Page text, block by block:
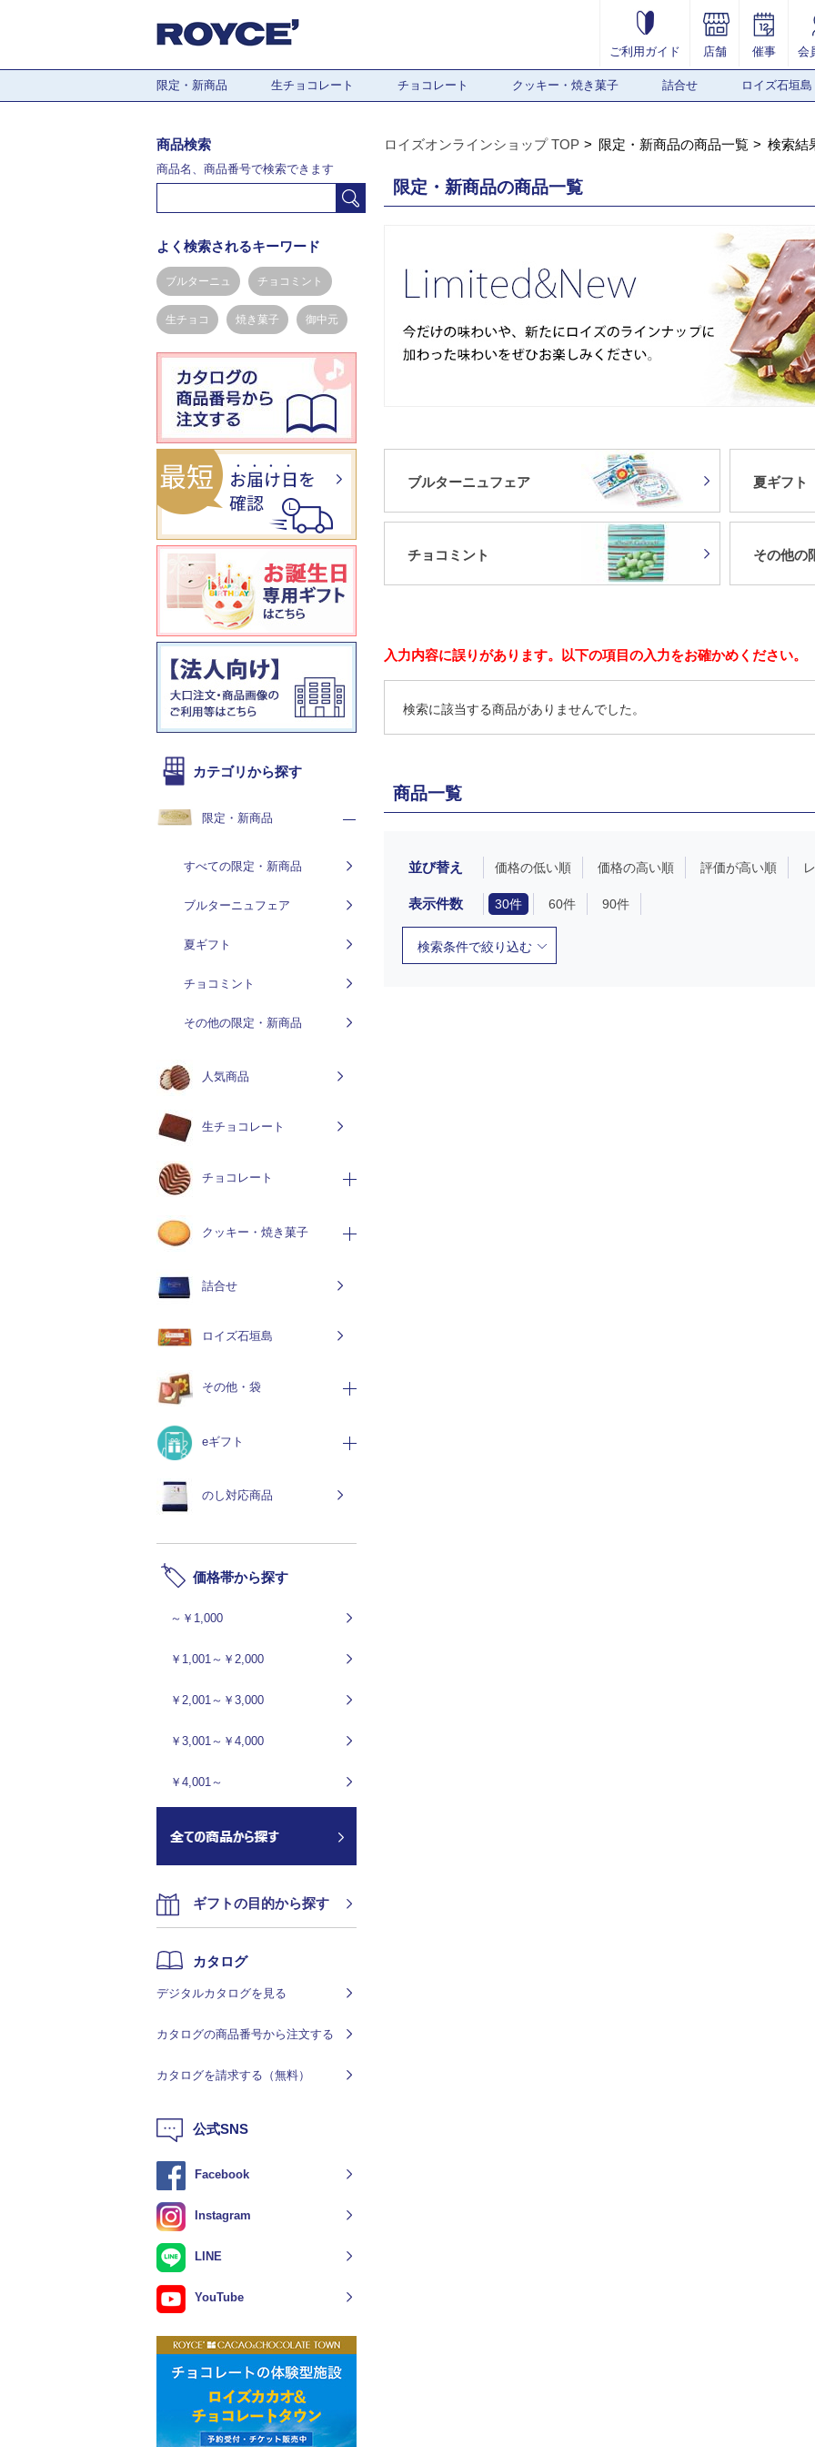
ご利用ガイド 店舗 催事 会
限定・新商品 生チョコレート チョコレート クッキー・焼き菓子 詰合せ ロイズ石垣島
ロイズオンラインショップ TOP 限定・新商品の商品一覧 検索結
限定・新商品の商品一覧
ブルターニュフェア 夏ギフト
チョコミント その他の
入力内容に誤りがあります。以下の項目の入力をお確かめください。
検索に該当する商品がありませんでした。
商品一覧
並び替え 価格の低い順 価格の高い順 評価が高い順
表示件数 30件 60件 90件
検索条件で絞り込む
商品検索
商品名、商品番号で検索できます
よく検索されるキーワード
ブルターニュ チョコミント
生チョコ 焼き菓子 御中元
カテゴリから探す
限定・新商品
すべての限定・新商品
ブルターニュフェア
夏ギフト
チョコミント
その他の限定・新商品
人気商品
生チョコレート
チョコレート
クッキー・焼き菓子
詰合せ
ロイズ石垣島
その他・袋
eギフト
のし対応商品
価格帯から探す
～￥1,000
￥1,001～￥2,000
￥2,001～￥3,000
￥3,001～￥4,000
￥4,001～
ギフトの目的から探す
カタログ
デジタルカタログを見る
カタログの商品番号から注文する
カタログを請求する（無料）
公式SNS
Facebook
Instagram
LINE
YouTube